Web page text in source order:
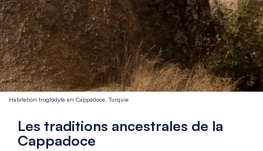
Habitation troglodyte en Cappadoce, Turquie
Les traditions ancestrales de la
Cappadoce